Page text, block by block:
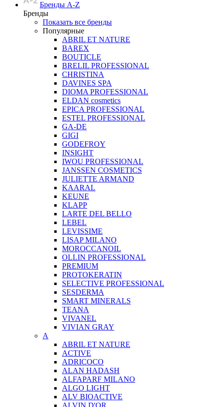
Бренды A-Z
Бренды
Показать все бренды
Популярные
ABRIL ET NATURE
BAREX
BOUTICLE
BRELIL PROFESSIONAL
CHRISTINA
DAVINES SPA
DIOMA PROFESSIONAL
ELDAN cosmetics
EPICA PROFESSIONAL
ESTEL PROFESSIONAL
GA-DE
GIGI
GODEFROY
INSIGHT
IWOU PROFESSIONAL
JANSSEN COSMETICS
JULIETTE ARMAND
KAARAL
KEUNE
KLAPP
LARTE DEL BELLO
LEBEL
LEVISSIME
LISAP MILANO
MOROCCANOIL
OLLIN PROFESSIONAL
PREMIUM
PROTOKERATIN
SELECTIVE PROFESSIONAL
SESDERMA
SMART MINERALS
TEANA
VIVANEL
VIVIAN GRAY
A
ABRIL ET NATURE
ACTIVE
ADRICOCO
ALAN HADASH
ALFAPARF MILANO
ALGO LIGHT
ALV BIOACTIVE
ALVIN D'OR